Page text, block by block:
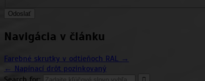
Odoslať
Navigácia v článku
Farebné skrutky v odtieňoch RAL →
← Napínací drôt pozinkovaný